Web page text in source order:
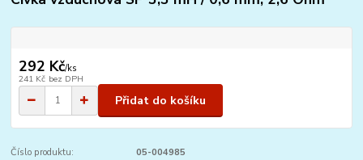
292 Kč/ks
241 Kč bez DPH
Přidat do košíku
Číslo produktu: 05-004985